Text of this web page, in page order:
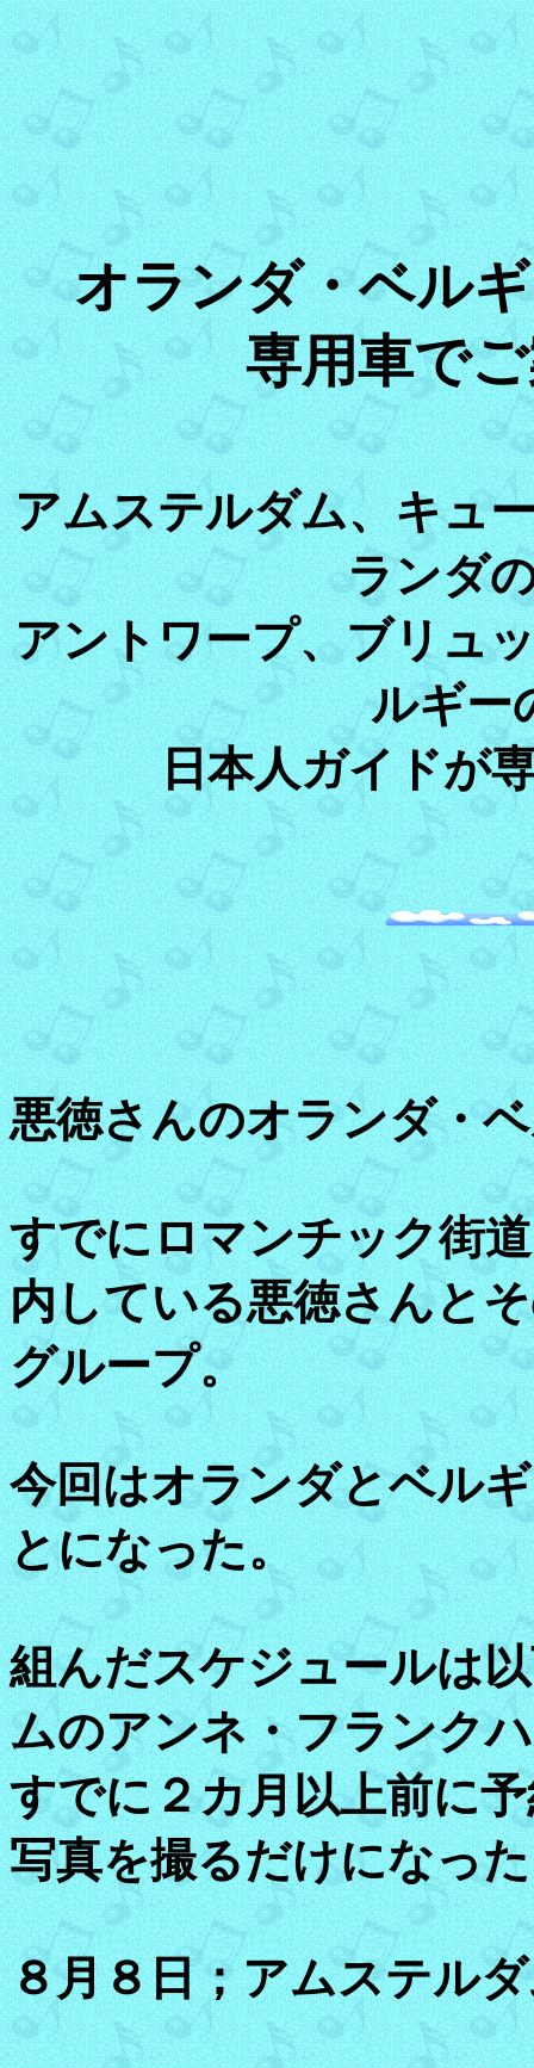
オランダ・ベル
専用車で
アムステルダム、キュ
ランダ
アントワープ、ブリュ
ルギー
日本人ガイドが
悪徳さんのオランダ・
すでにロマンチック街
内している悪徳さんと
グループ。
今回はオランダとベル
とになった。
組んだスケジュールは
ムのアンネ・フランク
すでに２カ月以上前に
写真を撮るだけになっ
８月８日；アムステル